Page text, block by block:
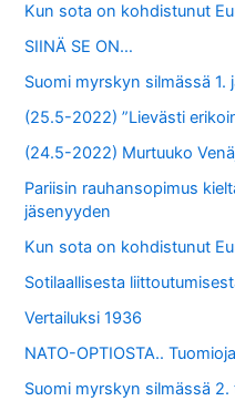
Kun sota on kohdistunut
SIINÄ SE ON…
Suomi myrskyn silmässä 1.
(25.5-2022) ”Lievästi
(24.5-2022) Murtuuko
Pariisin rauhansopimus
jäsenyyden
Kun sota on kohdistunut
Sotilaallisesta
Vertailuksi 1936
NATO-OPTIOSTA..
Suomi myrskyn silmässä